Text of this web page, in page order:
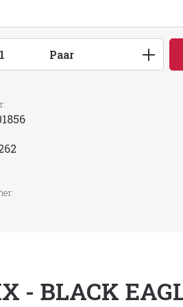
Anzahl: Gib den
Paar
- BLACK